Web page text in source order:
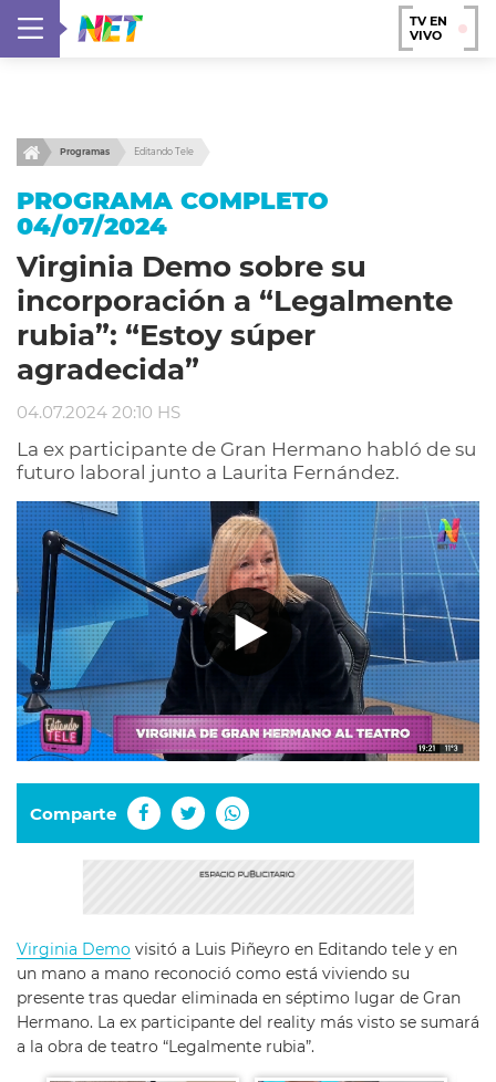
TV EN
VIVO
Programas Editando Tele
PROGRAMA COMPLETO
04/07/2024
Virginia Demo sobre su
incorporación a “Legalmente
rubia”: “Estoy súper
agradecida”
04.07.2024 20:10 HS
La ex participante de Gran Hermano habló de su
futuro laboral junto a Laurita Fernández.
Comparte
Virginia Demo visitó a Luis Piñeyro en Editando tele y en
un mano a mano reconoció como está viviendo su
presente tras quedar eliminada en séptimo lugar de Gran
Hermano. La ex participante del reality más visto se sumará
a la obra de teatro “Legalmente rubia”.